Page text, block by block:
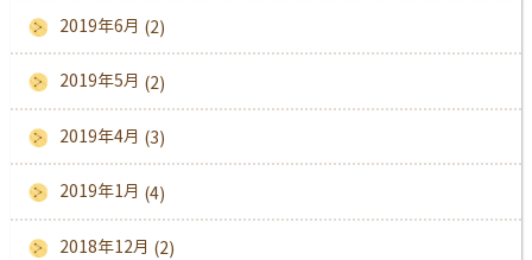
2019年6月 (2)
2019年5月 (2)
2019年4月 (3)
2019年1月 (4)
2018年12月 (2)